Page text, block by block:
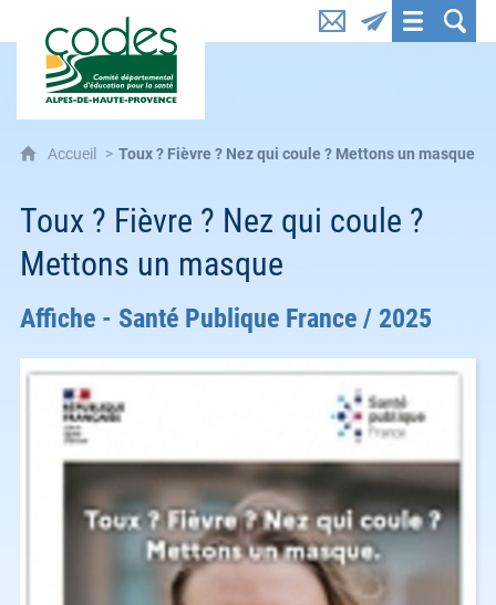
CoDES 04 : Comité départemental d'éducation
Accueil Toux ? Fièvre ? Nez qui coule ? Mettons un masque
Toux ? Fièvre ? Nez qui coule ?
Mettons un masque
Affiche - Santé Publique France / 2025